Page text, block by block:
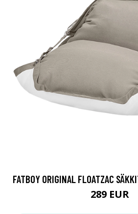
FATBOY ORIGINAL FLOATZAC
289 EUR